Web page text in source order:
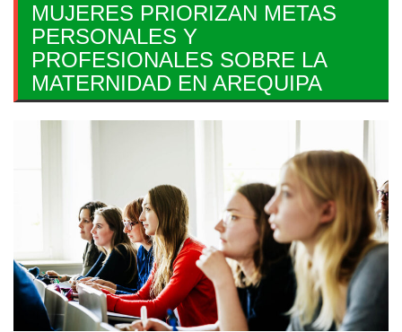
MUJERES PRIORIZAN METAS
PERSONALES Y
PROFESIONALES SOBRE LA
MATERNIDAD EN AREQUIPA